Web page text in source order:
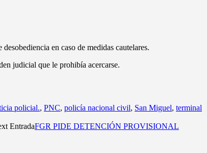
en caso de medidas cautelares.
judicial que le prohibía acercarse.
policial., PNC, policía nacional civil, San Miguel, terminal
EntradaFGR PIDE DETENCIÓN PROVISIONAL